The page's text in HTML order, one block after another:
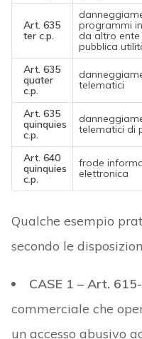
Art. 635
ter c.p.
programmi
da altro ente
pubblica
Art. 635
quater
c.p.
telematici
Art. 635
quinquies
c.p.
telematici di
Art. 640
quinquies
c.p.
frode
elettronica
Qualche esempio
secondo le
CASE 1 – Art.
commerciale che
un accesso abusivo